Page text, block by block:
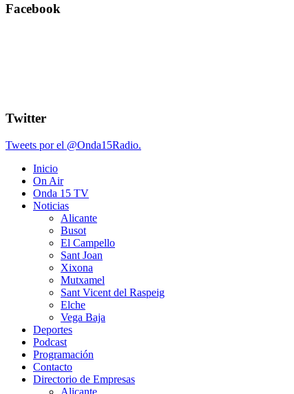
Facebook
Twitter
Tweets por el @Onda15Radio.
Inicio
On Air
Onda 15 TV
Noticias
Alicante
Busot
El Campello
Sant Joan
Xixona
Mutxamel
Sant Vicent del Raspeig
Elche
Vega Baja
Deportes
Podcast
Programación
Contacto
Directorio de Empresas
Alicante